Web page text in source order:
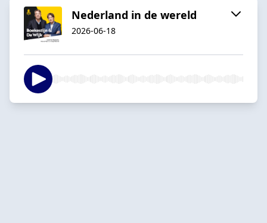
Nederland in de wereld
2026-06-18